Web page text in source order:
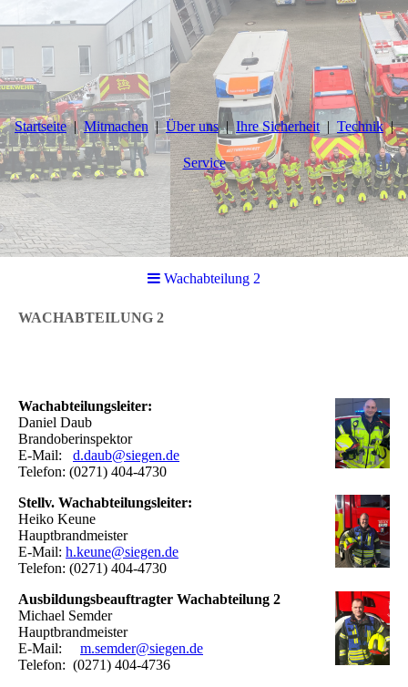
Startseite Mitmachen Über uns Ihre Sicherheit Technik
Service
Wachabteilung 2
WACHABTEILUNG 2
Wachabteilungsleiter:
Daniel Daub
Brandoberinspektor
E-Mail: d.daub@siegen.de
Telefon: (0271) 404-4730
Stellv. Wachabteilungsleiter:
Heiko Keune
Hauptbrandmeister
E-Mail: h.keune@siegen.de
Telefon: (0271) 404-4730
Ausbildungsbeauftragter Wachabteilung 2
Michael Semder
Hauptbrandmeister
E-Mail: m.semder@siegen.de
Telefon: (0271) 404-4736